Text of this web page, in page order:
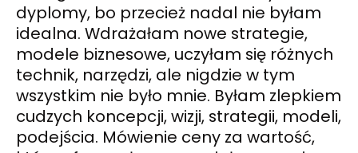
dyplomy, bo przecież nadal nie byłam
idealna. Wdrażałam nowe strategie,
modele biznesowe, uczyłam się różnych
technik, narzędzi, ale nigdzie w tym
wszystkim nie było mnie. Byłam zlepkiem
cudzych koncepcji, wizji, strategii, modeli,
podejścia. Mówienie ceny za wartość,